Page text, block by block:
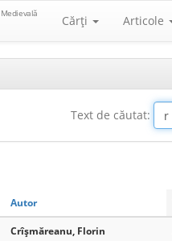
Cărţi Articole
Text de căutat:
Autor
Crîşmăreanu, Florin